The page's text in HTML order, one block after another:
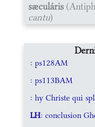
sæculáris
cantu)
: ps128AM
: ps113BAM
: hy Christe qui
LH: conclusion